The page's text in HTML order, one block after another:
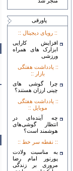
پاورقی
:: رويای ديجيتال ::
افزایش کارایی
ابزارک های همراه
ورزشی
:: يادداشت هفتگی
بازار ::
چرا گوشی های
چینی ارزان هستند؟
:: يادداشت هفتگی
موبايل ::
چه آینده‌ای در
انتظار گوشی‌های
هوشمند است؟
:: نقطه سر خط ::
به مناسبت ولادت
پورنور امام رضا
مروری بر زندگی